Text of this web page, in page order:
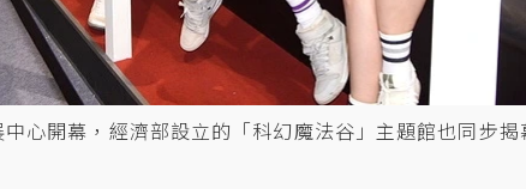
心開幕，經濟部設立的「科幻魔法谷」主題館也同步揭